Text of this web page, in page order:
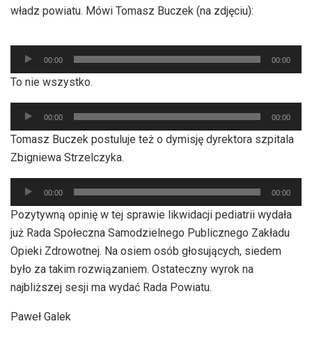
władz powiatu. Mówi Tomasz Buczek (na zdjęciu):
Odtwarzacz
plików
dźwiękowych
00:00 00:00
To nie wszystko.
Odtwarzacz
plików
dźwiękowych
00:00 00:00
Tomasz Buczek postuluje też o dymisję dyrektora szpitala
Zbigniewa Strzelczyka.
Odtwarzacz
plików
dźwiękowych
00:00 00:00
Pozytywną opinię w tej sprawie likwidacji pediatrii wydała
już Rada Społeczna Samodzielnego Publicznego Zakładu
Opieki Zdrowotnej. Na osiem osób głosujących, siedem
było za takim rozwiązaniem. Ostateczny wyrok na
najbliższej sesji ma wydać Rada Powiatu.
Paweł Galek